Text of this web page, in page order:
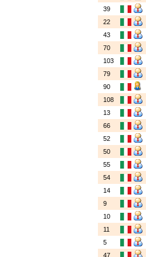
39
22
43
70
103
79
90
108
13
66
52
50
55
54
14
9
10
11
5
47